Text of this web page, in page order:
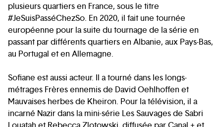
plusieurs quartiers en France, sous le titre
#JeSuisPasséChezSo. En 2020, il fait une tournée
européenne pour la suite du tournage de la série en
passant par différents quartiers en Albanie, aux Pays-Bas,
au Portugal et en Allemagne.
Sofiane est aussi acteur. Il a tourné dans les longs-
métrages Frères ennemis de David Oehlhoffen et
Mauvaises herbes de Kheiron. Pour la télévision, il a
incarné Nazir dans la mini-série Les Sauvages de Sabri